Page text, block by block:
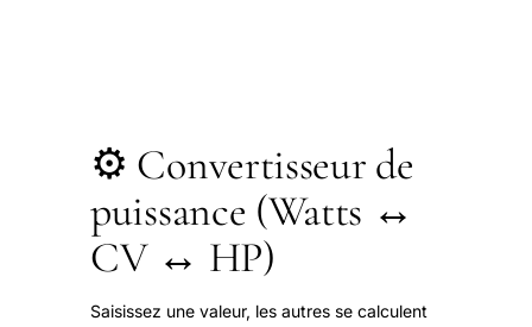
⚙️ Convertisseur de
puissance (Watts ↔
CV ↔ HP)
Saisissez une valeur, les autres se calculent